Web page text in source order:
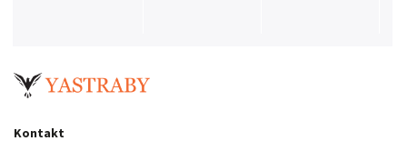
Kontakt